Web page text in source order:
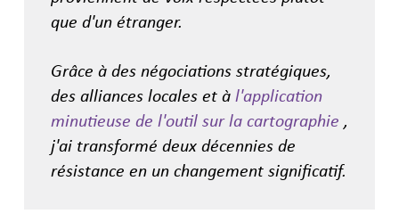
que d'un étranger.
Grâce à des négociations stratégiques,
des alliances locales et à l'application
minutieuse de l'outil sur la cartographie ,
j'ai transformé deux décennies de
résistance en un changement significatif.